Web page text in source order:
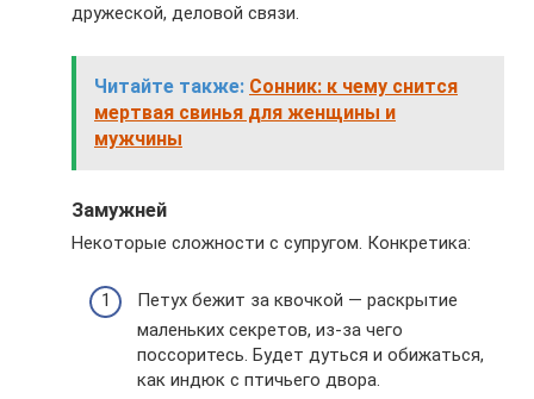
дружеской, деловой связи.
Читайте также: Сонник: к чему снится
мертвая свинья для женщины и
мужчины
Замужней
Некоторые сложности с супругом. Конкретика:
Петух бежит за квочкой — раскрытие
маленьких секретов, из-за чего
поссоритесь. Будет дуться и обижаться,
как индюк с птичьего двора.